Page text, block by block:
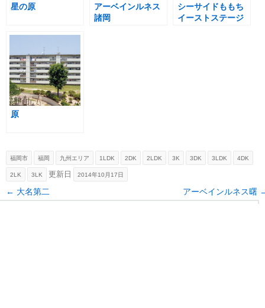
星の原
アーベインルネス
諸岡
シーサイドももち
イーストステージ
原
福岡市 福岡 九州エリア 1LDK 2DK 2LDK 3K 3DK 3LDK 4DK
2LK 3LK 更新日 2014年10月17日
Post navigation
← 大名第二 アーベインルネス曙